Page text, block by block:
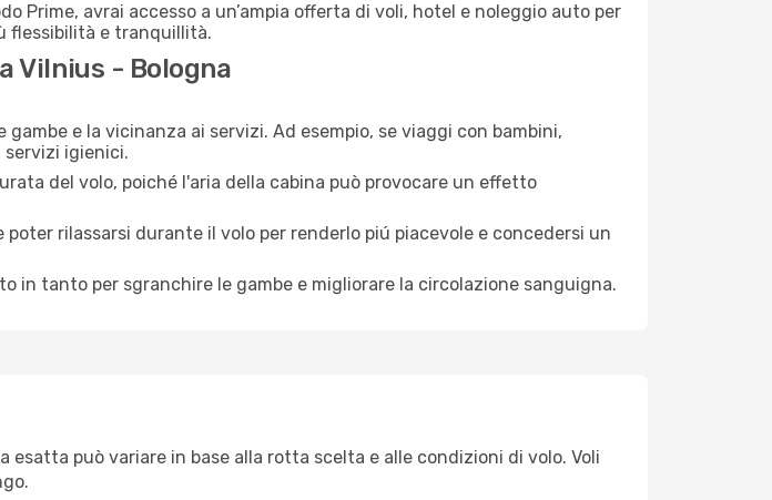
Prime, avrai accesso a un’ampia offerta di voli, hotel e noleggio auto per
flessibilità e tranquillità.
Vilnius - Bologna
gambe e la vicinanza ai servizi. Ad esempio, se viaggi con bambini,
servizi igienici.
del volo, poiché l'aria della cabina può provocare un effetto
poter rilassarsi durante il volo per renderlo piú piacevole e concedersi un
in tanto per sgranchire le gambe e migliorare la circolazione sanguigna.
può variare in base alla rotta scelta e alle condizioni di volo. Voli